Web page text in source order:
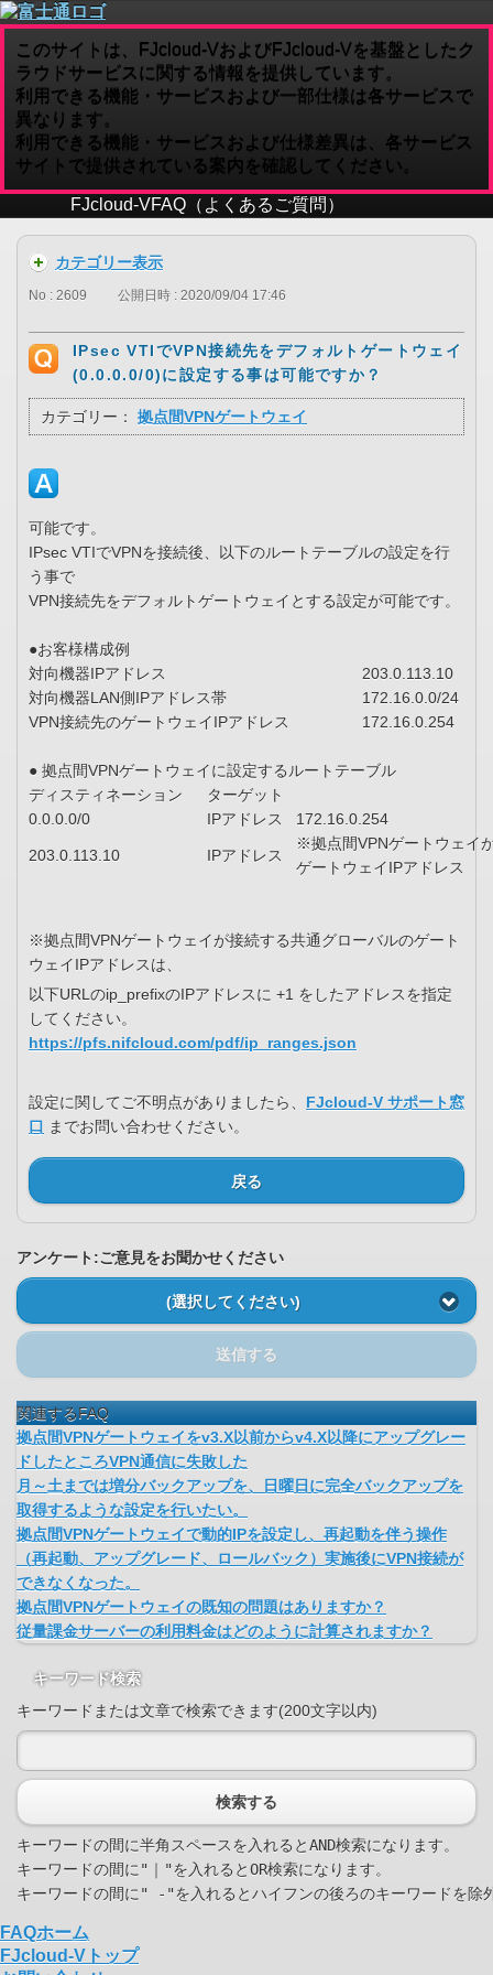
このサイトは、FJcloud-VおよびFJcloud-Vを基盤としたク
ラウドサービスに関する情報を提供しています。
利用できる機能・サービスおよび一部仕様は各サービスで
異なります。
利用できる機能・サービスおよび仕様差異は、各サービス
サイトで提供されている案内を確認してください。
FJcloud-VFAQ（よくあるご質問）
カテゴリー表示
No : 2609 公開日時 : 2020/09/04 17:46
IPsec VTIでVPN接続先をデフォルトゲートウェイ
(0.0.0.0/0)に設定する事は可能ですか？
カテゴリー： 拠点間VPNゲートウェイ
可能です。
IPsec VTIでVPNを接続後、以下のルートテーブルの設定を行
う事で
VPN接続先をデフォルトゲートウェイとする設定が可能です。
●お客様構成例
対向機器IPアドレス
203.0.113.10
対向機器LAN側IPアドレス帯
172.16.0.0/24
VPN接続先のゲートウェイIPアドレス
172.16.0.254
● 拠点間VPNゲートウェイに設定するルートテーブル
ディスティネーション
ターゲット
0.0.0.0/0
IPアドレス 172.16.0.254
203.0.113.10 IPアドレス
※拠点間VPNゲートウェイ
ゲートウェイIPアドレス
※拠点間VPNゲートウェイが接続する共通グローバルのゲート
ウェイIPアドレスは、
以下URLのip_prefixのIPアドレスに +1 をしたアドレスを指定
してください。
https://pfs.nifcloud.com/pdf/ip_ranges.json
設定に関してご不明点がありましたら、 FJcloud-V サポート窓
口 までお問い合わせください。
戻る
アンケート:ご意見をお聞かせください
(選択してください)
送信する
関連するFAQ
拠点間VPNゲートウェイをv3.X以前からv4.X以降にアップグレー
ドしたところVPN通信に失敗した
月～土までは増分バックアップを、日曜日に完全バックアップを
取得するような設定を行いたい。
拠点間VPNゲートウェイで動的IPを設定し、再起動を伴う操作
（再起動、アップグレード、ロールバック）実施後にVPN接続が
できなくなった。
拠点間VPNゲートウェイの既知の問題はありますか？
従量課金サーバーの利用料金はどのように計算されますか？
キーワード検索
キーワードまたは文章で検索できます(200文字以内)
検索する
キーワードの間に半角スペースを入れるとAND検索になります。
キーワードの間に"｜"を入れるとOR検索になります。
FAQホーム
FJcloud-Vトップ